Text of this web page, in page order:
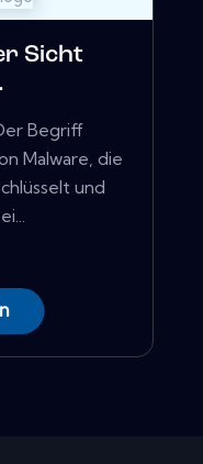
Sicht
Begriff
Malware, die
und